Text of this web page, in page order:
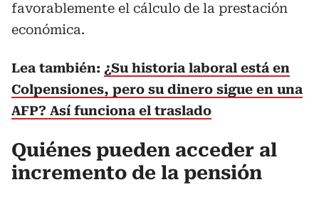
favorablemente el cálculo de la prestación
económica.
Lea también: ¿Su historia laboral está en
Colpensiones, pero su dinero sigue en una
AFP? Así funciona el traslado
Quiénes pueden acceder al
incremento de la pensión